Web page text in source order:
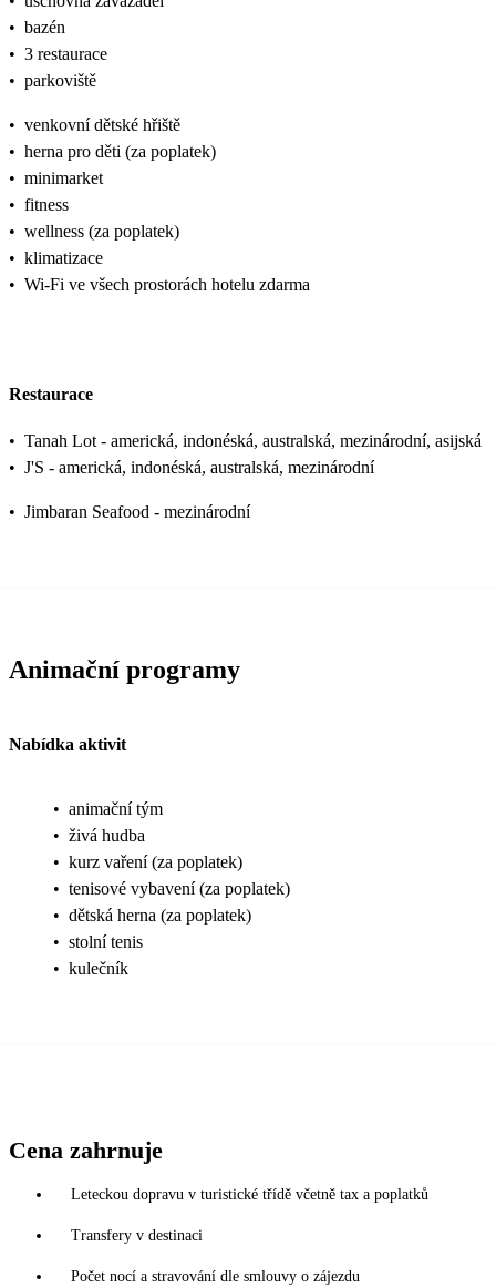
• bazén
• 3 restaurace
• parkoviště
• venkovní dětské hřiště
• herna pro děti (za poplatek)
• minimarket
• fitness
• wellness (za poplatek)
• klimatizace
• Wi-Fi ve všech prostorách hotelu zdarma
Restaurace
• Tanah Lot - americká, indonéská, australská, mezinárodní, asijská
• J'S - americká, indonéská, australská, mezinárodní
• Jimbaran Seafood - mezinárodní
Animační programy
Nabídka aktivit
• animační tým
• živá hudba
• kurz vaření (za poplatek)
• tenisové vybavení (za poplatek)
• dětská herna (za poplatek)
• stolní tenis
• kulečník
Cena zahrnuje
Leteckou dopravu v turistické třídě včetně tax a poplatků
Transfery v destinaci
Počet nocí a stravování dle smlouvy o zájezdu